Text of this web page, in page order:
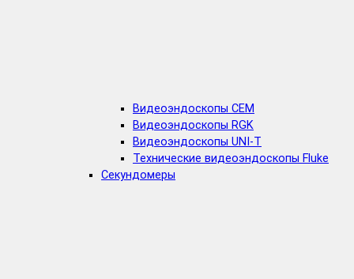
Видеоэндоскопы CEM
Видеоэндоскопы RGK
Видеоэндоскопы UNI-T
Технические видеоэндоскопы Fluke
Секундомеры